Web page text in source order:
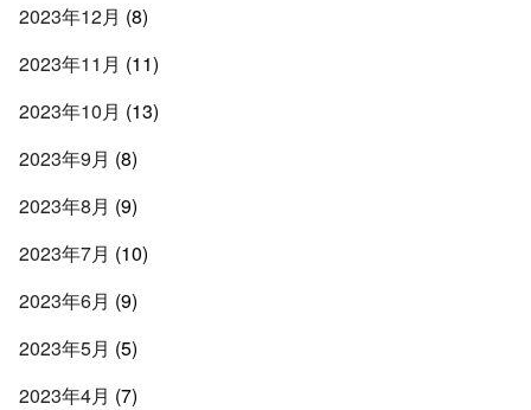
2023年12月 (8)
2023年11月 (11)
2023年10月 (13)
2023年9月 (8)
2023年8月 (9)
2023年7月 (10)
2023年6月 (9)
2023年5月 (5)
2023年4月 (7)